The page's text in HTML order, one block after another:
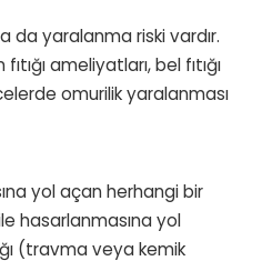
da yaralanma riski vardır.
ameliyatları, bel fıtığı
omurilik yaralanması
yol açan herhangi bir
hasarlanmasına yol
(travma veya kemik